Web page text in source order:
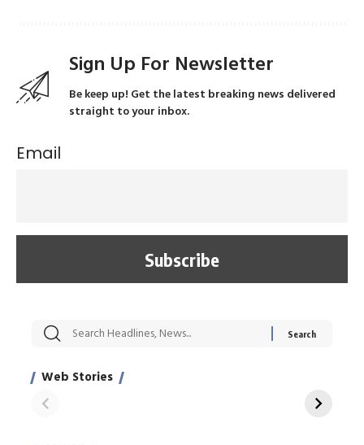
Sign Up For Newsletter
Be keep up! Get the latest breaking news delivered
straight to your inbox.
Email
Web Stories
सट्टेबाजी में अरेस्ट हुए
साहिल खान
रोज एक कच्चे लहसुन